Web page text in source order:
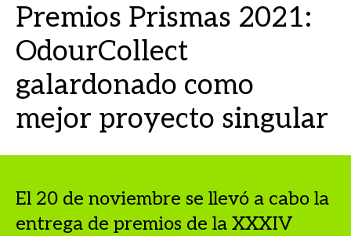
Premios Prismas 2021:
OdourCollect
galardonado como
mejor proyecto singular
El 20 de noviembre se llevó a cabo la
entrega de premios de la XXXIV